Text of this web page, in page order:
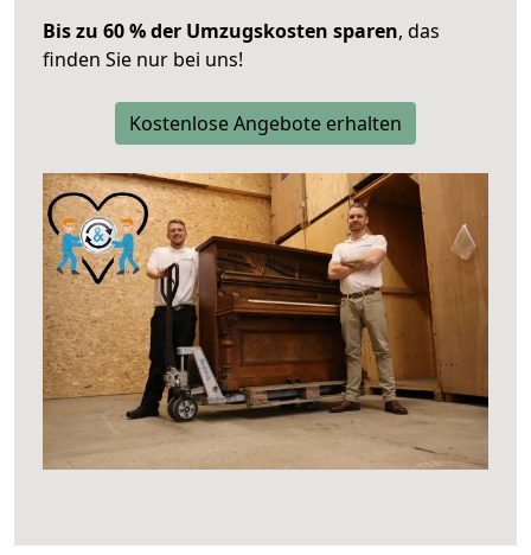
Bis zu 60 % der Umzugskosten sparen, das
finden Sie nur bei uns!
Kostenlose Angebote erhalten